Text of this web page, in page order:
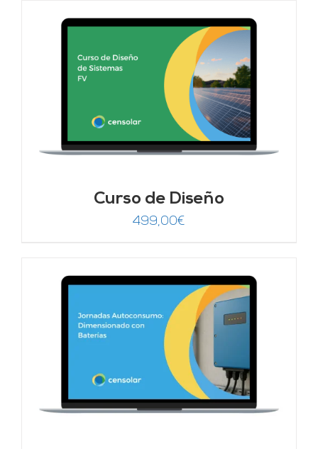
Curso de Diseño
499,00€